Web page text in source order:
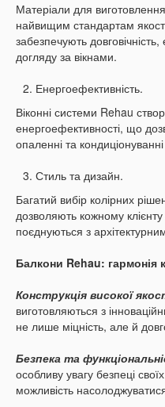
Матеріали для
найвищим стандартам
забезпечують
догляду за вікнами.
Енергоефективність.
Віконні системи Rehau
енергоефективності, що
опаленні та кондиціонуванні
Стиль та дизайн.
Багатий вибір колірних
дозволяють кожному
поєднуються з
Балкони Rehau: гармонія
Конструкція високої
виготовляються з
не лише міцність, але й
Безпека та
особливу увагу безпеці
можливість